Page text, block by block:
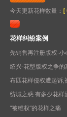
今天更新花样数量： [
花样纠纷案例
先销售再注册版权-
绍兴-花型版权之争的
布匹花样侵权遭起诉,
纺城之惑 有多少花样
“被维权”的花样之痛